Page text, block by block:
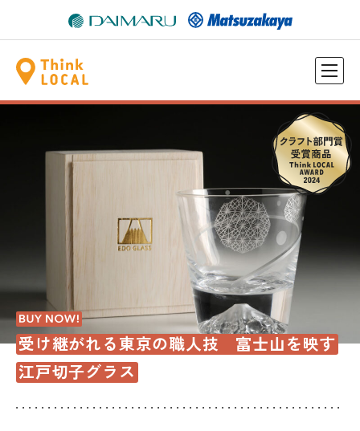
受け継がれる東京の職人技 富士山を映す
江戸切子グラス